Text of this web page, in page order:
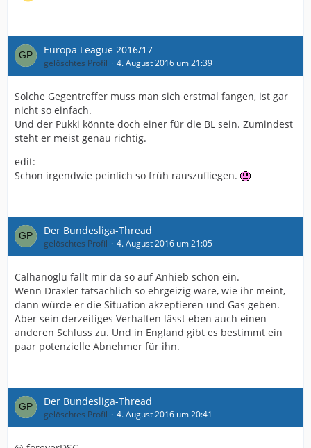
Europa League 2016/17
gelöschtes Profil 4. August 2016 um 21:39
Solche Gegentreffer muss man sich erstmal fangen, ist gar
nicht so einfach.
Und der Pukki könnte doch einer für die BL sein. Zumindest
steht er meist genau richtig.
edit:
Schon irgendwie peinlich so früh rauszufliegen.
Der Bundesliga-Thread
gelöschtes Profil 4. August 2016 um 21:05
Calhanoglu fällt mir da so auf Anhieb schon ein.
Wenn Draxler tatsächlich so ehrgeizig wäre, wie ihr meint,
dann würde er die Situation akzeptieren und Gas geben.
Aber sein derzeitiges Verhalten lässt eben auch einen
anderen Schluss zu. Und in England gibt es bestimmt ein
paar potenzielle Abnehmer für ihn.
Der Bundesliga-Thread
gelöschtes Profil 4. August 2016 um 20:41